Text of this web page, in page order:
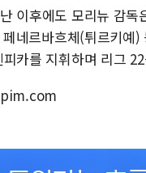
이후에도 모리뉴 감
네르바흐체(튀르키예
카를 지휘하며 리그